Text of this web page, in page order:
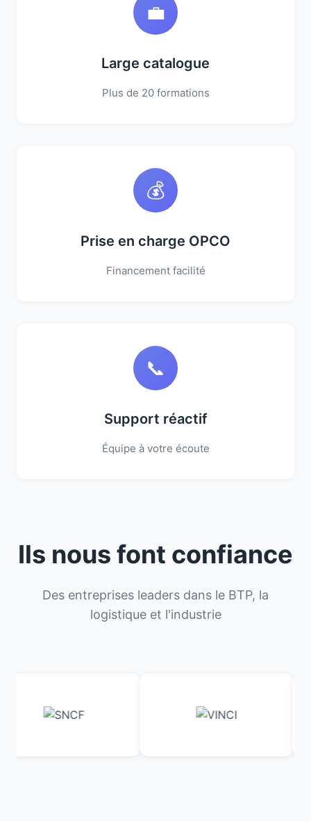
💼
Large catalogue
Plus de 20 formations
💰
Prise en charge OPCO
Financement facilité
📞
Support réactif
Équipe à votre écoute
Ils nous font confiance
Des entreprises leaders dans le BTP, la
logistique et l'industrie